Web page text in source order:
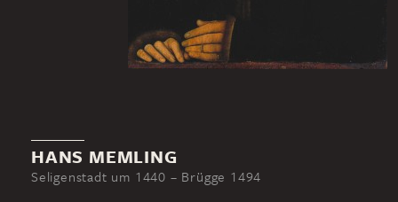
HANS MEMLING
Seligenstadt um 1440 – Brügge 1494